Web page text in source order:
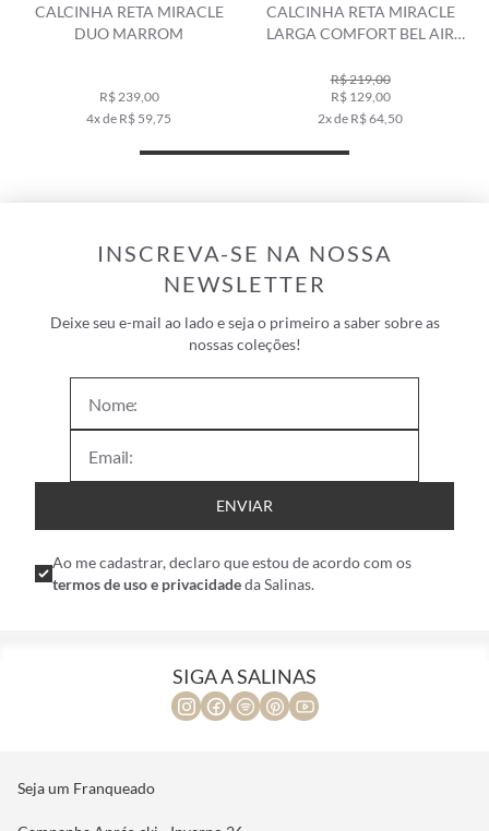
CALCINHA RETA MIRACLE
DUO MARROM
R$ 239,00
4x de R$ 59,75
CALCINHA RETA MIRACLE
LARGA COMFORT BEL AIR
R$ 219,00
R$ 129,00
2x de R$ 64,50
INSCREVA-SE NA NOSSA
NEWSLETTER
Deixe seu e-mail ao lado e seja o primeiro a saber sobre as
nossas coleções!
ENVIAR
Ao me cadastrar, declaro que estou de acordo com os
termos de uso e privacidadeda Salinas.
SIGA A SALINAS
Seja um Franqueado